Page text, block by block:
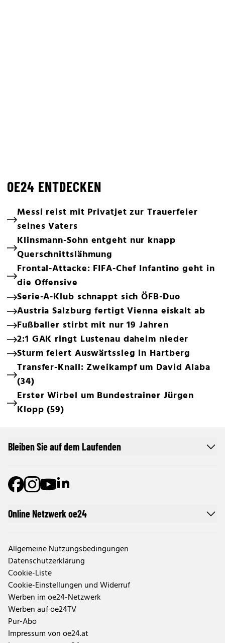
OE24 ENTDECKEN
Messi reist mit Privatjet zur Trauerfeier
seines Vaters
Klinsmann-Sohn entgeht nur knapp
Querschnittslähmung
Frontal-Attacke: FIFA-Chef Infantino geht in
die Offensive
Serie-A-Klub schnappt sich ÖFB-Duo
Austria Salzburg fertigt Vienna eiskalt ab
Fußballer stirbt mit nur 19 Jahren
2:1 GAK ringt Lustenau daheim nieder
Sturm feiert Auswärtssieg in Hartberg
Transfer-Knall: Zweikampf um David Alaba
(34)
Erster Wirbel um Bundestrainer Jürgen
Klopp (59)
Online Netzwerk oe24
Allgemeine Nutzungsbedingungen
Datenschutzerklärung
Cookie-Liste
Cookie-Einstellungen und Widerruf
Werben im oe24-Netzwerk
Werben auf oe24TV
Pur-Abo
Impressum von oe24.at
Bleiben Sie auf dem Laufenden